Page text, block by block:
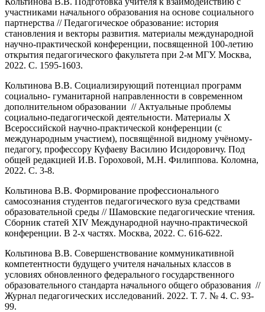
участниками начального образования на основе социального
партнерства // Педагогическое образование: история
становления и векторы развития. материалы международной
научно-практической конференции, посвященной 100-летию
открытия педагогического факультета при 2-м МГУ. Москва,
2022. С. 1595-1603.
Кольтинова В.В. Социализирующий потенциал программ
социально- гуманитарной направленности в современном
дополнительном образовании // Актуальные проблемы
социально-педагогической деятельности. Материалы X
Всероссийской научно-практической конференции (с
международным участием), посвящённой видному учёному-
педагогу, профессору Куфаеву Василию Исидоровичу. Под
общей редакцией И.В. Гороховой, М.Н. Филиппова. Коломна,
2022. С. 3-8.
Кольтинова В.В. Формирование профессионального
самосознания студентов педагогического вуза средствами
образовательной среды // Шамовские педагогические чтения.
Сборник статей XIV Международной научно-практической
конференции. В 2-х частях. Москва, 2022. С. 616-622.
Кольтинова В.В. Совершенствование коммуникативной
компетентности будущего учителя начальных классов в
условиях обновленного федерального государственного
образовательного стандарта начального общего образования //
Журнал педагогических исследований. 2022. Т. 7. № 4. С. 93-
99.